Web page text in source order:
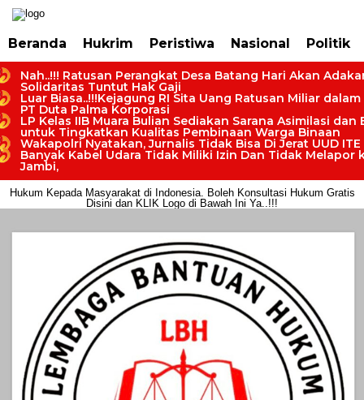
https://dashboard.mgid.com/user/activate/id/685224/code/
Beranda Hukrim Peristiwa Nasional Politik
Nah..!!! Ratusan Perangkat Desa Batang Hari Akan
Solidaritas Tuntut Hak Gaji
Luar Biasa..!!!Kejagung RI Sita Uang Ratusan Miliar
PT Duta Palma Korporasi
LP Kelas IIB Muara Bulian Sediakan Sarana Asimilasi dan
untuk Tingkatkan Kualitas Pembinaan Warga Binaan
Wakapolri Nyatakan, Jurnalis Tidak Bisa Di Jerat UUD ITE
Banyak Kabel Udara Tidak Miliki Izin Dan Tidak Melapor
Jambi,
LBH-LKM Bersipat Sosial dan Kemanusian Dalam Memberikan Bantuan
Hukum Kepada Masyarakat di Indonesia. Boleh Konsultasi Hukum Gratis
Disini dan KLIK Logo di Bawah Ini Ya..!!!